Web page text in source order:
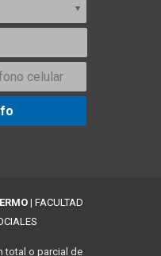
| FACULTAD
total o parcial de